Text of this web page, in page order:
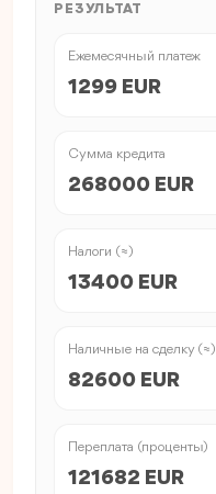
РЕЗУЛЬТАТ
Ежемесячный платеж
1299 EUR
Сумма кредита
268000 EUR
Налоги (≈)
13400 EUR
Наличные на сделку (≈)
82600 EUR
Переплата (проценты)
121682 EUR